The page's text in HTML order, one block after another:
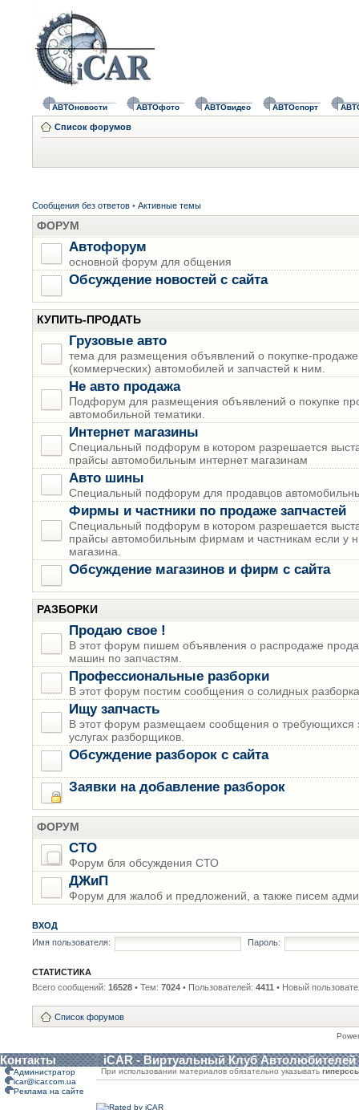
АВТОновости АВТОфото АВТОвидео АВТОспорт
Список форумов
Сообщения без ответов • Активные темы
ФОРУМ
Автофорум
основной форум для общения
Обсуждение новостей с сайта
КУПИТЬ-ПРОДАТЬ
Грузовые авто
тема для размещения объявлений о покупке-продаже
(коммерческих) автомобилей и запчастей к ним.
Не авто продажа
Подфорум для размещения объявлений о покупке
автомобильной тематики.
Интернет магазины
Специальный подфорум в котором разрешается
прайсы автомобильным интернет магазинам
Авто шины
Специальный подфорум для продавцов
Фирмы и частники по продаже запчастей
Специальный подфорум в котором разрешается
прайсы автомобильным фирмам и частникам если у
магазина.
Обсуждение магазинов и фирм с сайта
РАЗБОРКИ
Продаю свое !
В этот форум пишем объявления о распродаже
машин по запчастям.
Профессиональные разборки
В этот форум постим сообщения о солидных
Ищу запчасть
В этот форум размещаем сообщения о требующихся
услугах разборщиков.
Обсуждение разборок с сайта
Заявки на добавление разборок
ФОРУМ
СТО
Форум бля обсуждения СТО
ДЖиП
Форум для жалоб и предложений, а также писем
ВХОД
Имя пользователя:
Пароль:
СТАТИСТИКА
Всего сообщений: 16528 • Тем: 7024 • Пользователей: 4411 • Новый
Список форумов
Контакты iCAR - Виртуальный Клуб Автолюбителей
Администратор
icar@icar.com.ua
Реклама на сайте
При использовании материалов обязательно указывать